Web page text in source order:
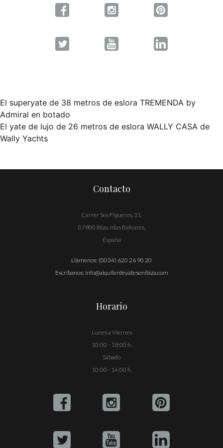
Navegación
de
El superyate de 38 metros de eslora TREMENDA by
Admiral en botado
El yate de lujo de 26 metros de eslora WALLY CASA de
Wally Yachts
Contacto
Carrer Ses Figueres, 31,
07800 Ibiza, Islas Baleares,
España
Llámenos: (0034) 620 26 90 20
Escríbanos: info@alquilerdeyatesenibiza.com
Horario
Lunes a Viernes
10:00 - 18:00 h.
Sábado
10:00 - 14:00 h.